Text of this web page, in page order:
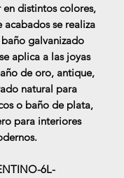
en distintos colores,
acabados se realiza
galvanizado
aplica a las joyas
de oro, antique,
natural para
o baño de plata,
para interiores
6L-